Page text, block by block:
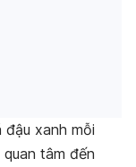
đậu xanh mỗi
tâm đến